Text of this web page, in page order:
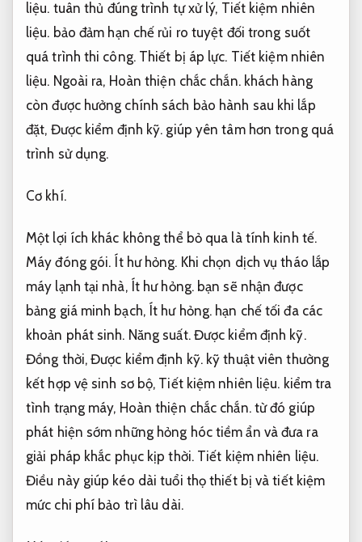
liệu. tuân thủ đúng trình tự xử lý, Tiết kiệm nhiên
liệu. bảo đảm hạn chế rủi ro tuyệt đối trong suốt
quá trình thi công. Thiết bị áp lực. Tiết kiệm nhiên
liệu. Ngoài ra, Hoàn thiện chắc chắn.khách hàng
còn được hưởng chính sách bảo hành sau khi lắp
đặt, Được kiểm định kỹ. giúp yên tâm hơn trong quá
trình sử dụng.
Cơ khí.
Một lợi ích khác không thể bỏ qua là tính kinh tế.
Máy đóng gói. Ít hư hỏng. Khi chọn dịch vụ tháo lắp
máy lạnh tại nhà, Ít hư hỏng.bạn sẽ nhận được
bảng giá minh bạch, Ít hư hỏng. hạn chế tối đa các
khoản phát sinh. Năng suất. Được kiểm định kỹ.
Đồng thời,Được kiểm định kỹ.kỹ thuật viên thường
kết hợp vệ sinh sơ bộ, Tiết kiệm nhiên liệu. kiểm tra
tình trạng máy, Hoàn thiện chắc chắn.từ đó giúp
phát hiện sớm những hỏng hóc tiềm ẩn và đưa ra
giải pháp khắc phục kịp thời. Tiết kiệm nhiên liệu.
Điều này giúp kéo dài tuổi thọ thiết bị và tiết kiệm
mức chi phí bảo trì lâu dài.